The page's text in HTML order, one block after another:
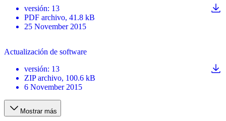
versión: 13
PDF archivo, 41.8 kB
25 November 2015
Actualización de software
versión: 13
ZIP archivo, 100.6 kB
6 November 2015
Mostrar más